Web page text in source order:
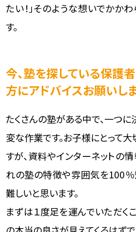
たい！」そのような想いでかか
す。
今、塾を探している保護
方にアドバイスお願いしま
たくさんの塾がある中で、一つ
変な作業です。お子様にとって大
すが、資料やインターネットの